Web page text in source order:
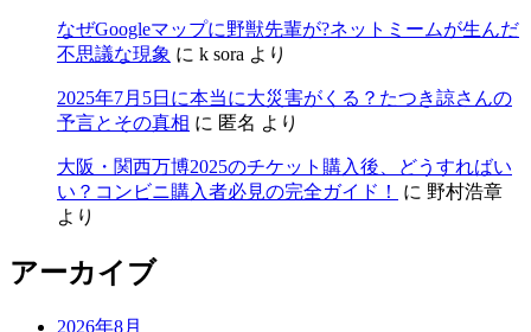
なぜGoogleマップに野獣先輩が?ネットミームが生んだ
不思議な現象 に k sora より
2025年7月5日に本当に大災害がくる？たつき諒さんの
予言とその真相 に 匿名 より
大阪・関西万博2025のチケット購入後、どうすればい
い？コンビニ購入者必見の完全ガイド！
に 野村浩章
より
アーカイブ
2026年8月